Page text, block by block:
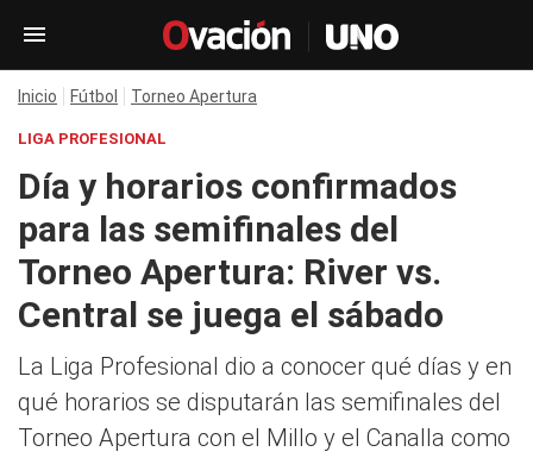
Inicio Fútbol Torneo Apertura
LIGA PROFESIONAL
Día y horarios confirmados
para las semifinales del
Torneo Apertura: River vs.
Central se juega el sábado
La Liga Profesional dio a conocer qué días y en
qué horarios se disputarán las semifinales del
Torneo Apertura con el Millo y el Canalla como